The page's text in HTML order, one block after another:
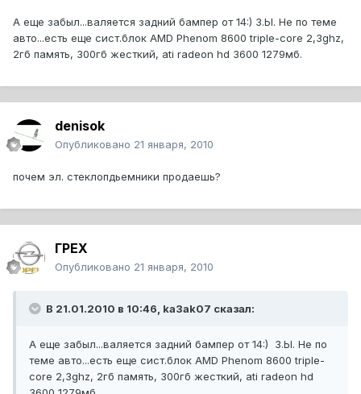
А еще забыл...валяется задний бампер от 14:) З.Ы. Не по теме
авто...есть еще сист.блок АMD Phenom 8600 triple-core 2,3ghz,
2гб память, 300гб жесткий, ati radeon hd 3600 1279мб.
denisok
Опубликовано 21 января, 2010
почем эл. стеклопдьемники продаешь?
ГРЕХ
Опубликовано 21 января, 2010
В 21.01.2010 в 10:46, ka3ak07 сказал:
А еще забыл...валяется задний бампер от 14:) З.Ы. Не по
теме авто...есть еще сист.блок АMD Phenom 8600 triple-
core 2,3ghz, 2гб память, 300гб жесткий, ati radeon hd